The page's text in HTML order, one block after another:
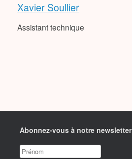
Xavier Soullier
Assistant technique
Abonnez-vous à notre newsletter